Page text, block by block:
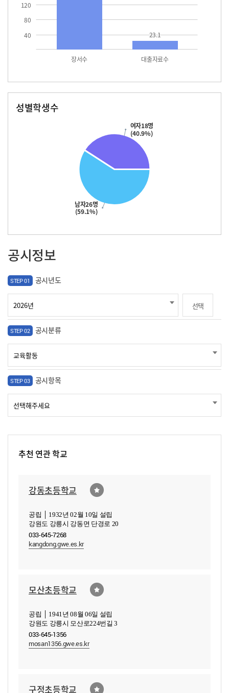
40
80
120
장서수 대출자료수
23.1
성별학생수
남자26명
(59.1%)
여자18명
(40.9%)
공시정보
STEP 01 공시년도
선택
STEP 02 공시분류
STEP 03 공시항목
추천 연관 학교
강동초등학교
공립 │ 1932년 02월 10일 설립
강원도 강릉시 강동면 단경로 20
033-645-7268
kangdong.gwe.es.kr
모산초등학교
공립 │ 1941년 08월 06일 설립
강원도 강릉시 모산로224번길 3
033-645-1356
mosan1356.gwe.es.kr
구정초등학교